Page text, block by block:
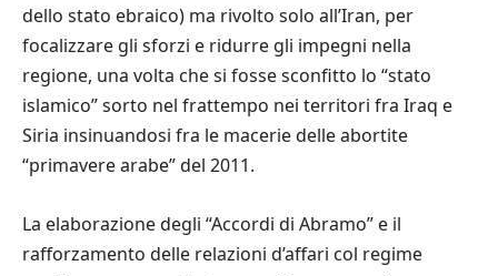
dello stato ebraico) ma rivolto solo all’Iran, per
focalizzare gli sforzi e ridurre gli impegni nella
regione, una volta che si fosse sconfitto lo “stato
islamico” sorto nel frattempo nei territori fra Iraq e
Siria insinuandosi fra le macerie delle abortite
“primavere arabe” del 2011.
La elaborazione degli “Accordi di Abramo” e il
rafforzamento delle relazioni d’affari col regime